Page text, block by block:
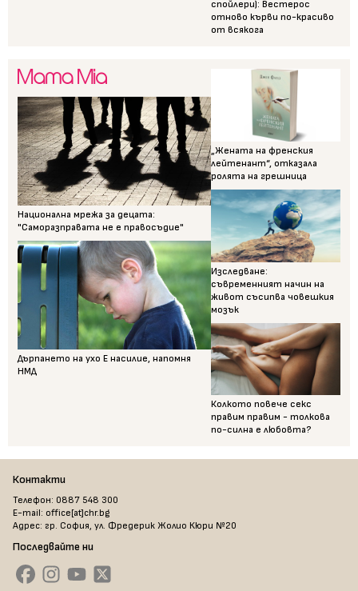
спойлери): Вестерос
отново кърви по-красиво
от всякога
Национална мрежа за децата:
"Саморазправата не е правосъдие"
Дърпането на ухо Е насилие, напомня
НМД
„Жената на френския
лейтенант“, отказала
ролята на грешница
Изследване:
съвременният начин на
живот съсипва човешкия
мозък
Колкото повече секс
правим правим - толкова
по-силна е любовта?
Контакти
Телефон: 0887 548 300
E-mail: office[at]chr.bg
Адрес: гр. София, ул. Фредерик Жолио Кюри №20
Последвайте ни